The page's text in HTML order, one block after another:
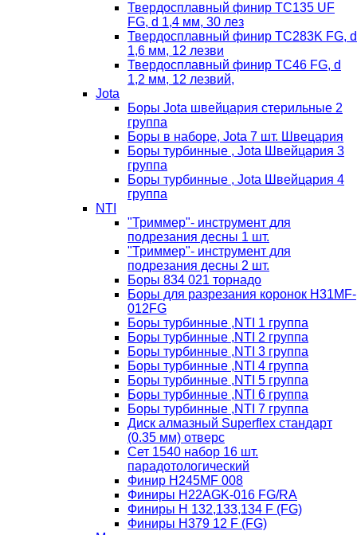
Твердосплавный финир TC135 UF
FG, d 1,4 мм, 30 лез
Твердосплавный финир TC283K FG, d
1,6 мм, 12 лезви
Твердосплавный финир TC46 FG, d
1,2 мм, 12 лезвий,
Jota
Боры Jota швейцария стерильные 2
группа
Боры в наборе, Jota 7 шт. Швецария
Боры турбинные , Jota Швейцария 3
группа
Боры турбинные , Jota Швейцария 4
группа
NTI
"Триммер"- инструмент для
подрезания десны 1 шт.
"Триммер"- инструмент для
подрезания десны 2 шт.
Боры 834 021 торнадо
Боры для разрезания коронок H31MF-
012FG
Боры турбинные ,NTI 1 группа
Боры турбинные ,NTI 2 группа
Боры турбинные ,NTI 3 группа
Боры турбинные ,NTI 4 группа
Боры турбинные ,NTI 5 группа
Боры турбинные ,NTI 6 группа
Боры турбинные ,NTI 7 группа
Диск алмазный Superflex стандарт
(0.35 мм) отверс
Сет 1540 набор 16 шт.
парадотологический
Финир H245MF 008
Финиры H22AGK-016 FG/RA
Финиры Н 132,133,134 F (FG)
Финиры Н379 12 F (FG)